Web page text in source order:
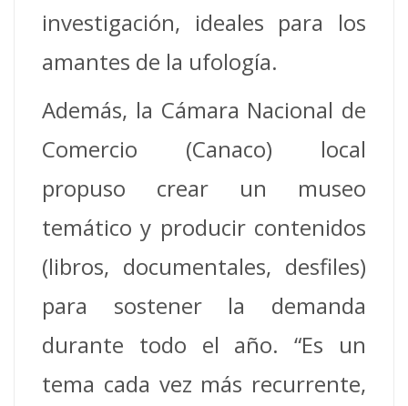
investigación, ideales para los
amantes de la ufología.
Además, la Cámara Nacional de
Comercio (Canaco) local
propuso crear un museo
temático y producir contenidos
(libros, documentales, desfiles)
para sostener la demanda
durante todo el año. “Es un
tema cada vez más recurrente,